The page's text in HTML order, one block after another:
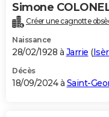
Simone
Créer une cagnotte
Naissance
28/02/1928 à Jarrie (
Décès
18/09/2024 à Saint-